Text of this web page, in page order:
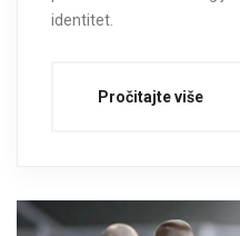
identitet.
Pročitajte više